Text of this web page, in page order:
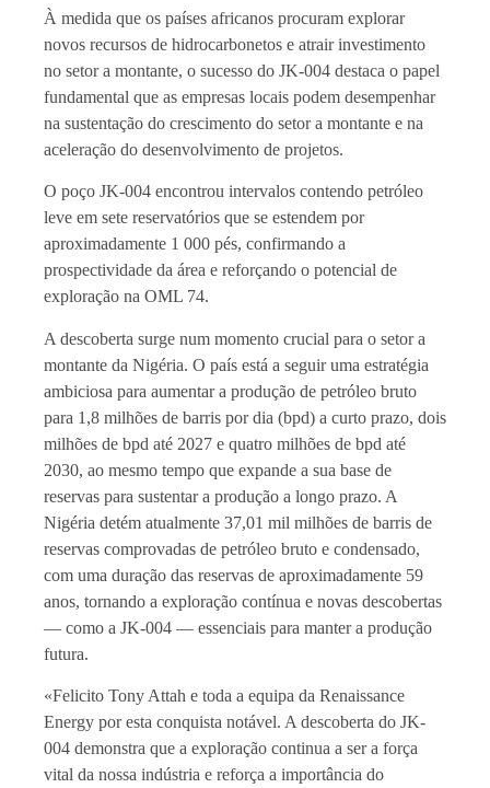
À medida que os países africanos procuram explorar
novos recursos de hidrocarbonetos e atrair investimento
no setor a montante, o sucesso do JK-004 destaca o papel
fundamental que as empresas locais podem desempenhar
na sustentação do crescimento do setor a montante e na
aceleração do desenvolvimento de projetos.
O poço JK-004 encontrou intervalos contendo petróleo
leve em sete reservatórios que se estendem por
aproximadamente 1 000 pés, confirmando a
prospectividade da área e reforçando o potencial de
exploração na OML 74.
A descoberta surge num momento crucial para o setor a
montante da Nigéria. O país está a seguir uma estratégia
ambiciosa para aumentar a produção de petróleo bruto
para 1,8 milhões de barris por dia (bpd) a curto prazo, dois
milhões de bpd até 2027 e quatro milhões de bpd até
2030, ao mesmo tempo que expande a sua base de
reservas para sustentar a produção a longo prazo. A
Nigéria detém atualmente 37,01 mil milhões de barris de
reservas comprovadas de petróleo bruto e condensado,
com uma duração das reservas de aproximadamente 59
anos, tornando a exploração contínua e novas descobertas
— como a JK-004 — essenciais para manter a produção
futura.
«Felicito Tony Attah e toda a equipa da Renaissance
Energy por esta conquista notável. A descoberta do JK-
004 demonstra que a exploração continua a ser a força
vital da nossa indústria e reforça a importância do